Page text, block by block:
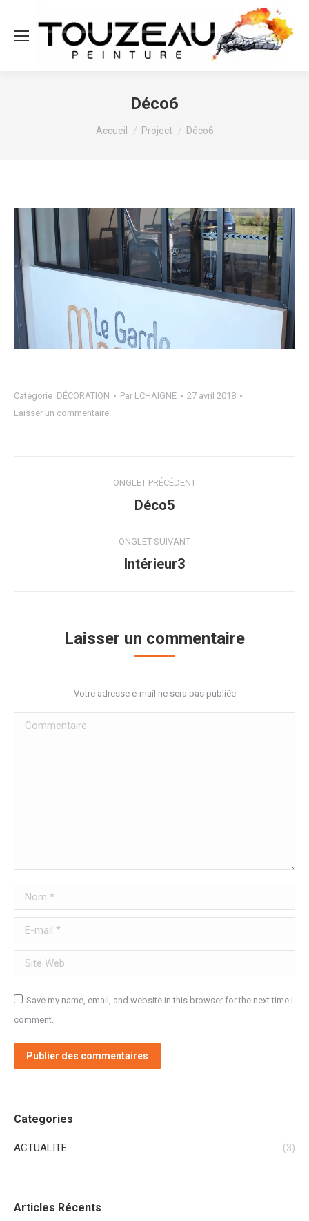
Déco6
Vous êtes ici :
Accueil Project Déco6
Catégorie DÉCORATION Par LCHAIGNE
27 avril 2018
Laisser un commentaire
commentaire
ONGLET PRÉCÉDENT
Onglet
Déco5
ONGLET SUIVANT
Projets
Intérieur3
Laisser un commentaire
Votre adresse e-mail ne sera pas publiée
Commentaire
Nom *
E-mail *
Site Web
Save my name, email, and website in this browser for the next time I
comment.
Publier des commentaires
Categories
ACTUALITE (3)
Articles Récents